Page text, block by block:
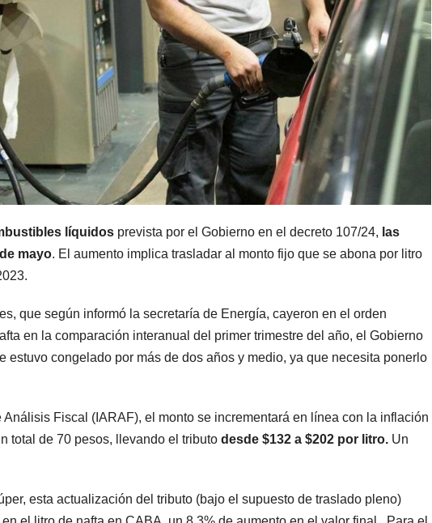
líquidos prevista por el Gobierno en el decreto 107/24, las
mayo. El aumento implica trasladar al monto fijo que se abona por litro
que según informó la secretaría de Energía, cayeron en el orden
en la comparación interanual del primer trimestre del año, el Gobierno
estuvo congelado por más de dos años y medio, ya que necesita ponerlo
Fiscal (IARAF), el monto se incrementará en línea con la inflación
total de 70 pesos, llevando el tributo desde $132 a $202 por litro. Un
esta actualización del tributo (bajo el supuesto de traslado pleno)